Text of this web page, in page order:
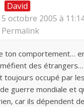
David
5 octobre 2005 à
Permalink
ton comportement…
des
toujours occupé par
guerre mondiale et
car ils dépendent